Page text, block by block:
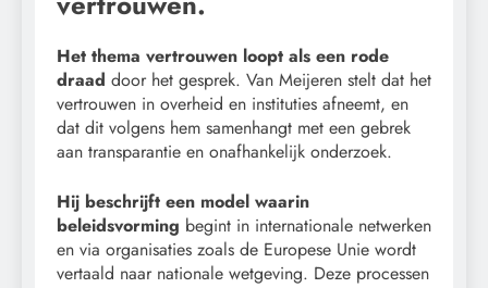
Het thema vertrouwen loopt als een rode
draad door het gesprek. Van Meijeren stelt dat het
vertrouwen in overheid en instituties afneemt, en
dat dit volgens hem samenhangt met een gebrek
aan transparantie en onafhankelijk onderzoek.
Hij beschrijft een model waarin
beleidsvorming begint in internationale netwerken
en via organisaties zoals de Europese Unie wordt
vertaald naar nationale wetgeving. Deze processen